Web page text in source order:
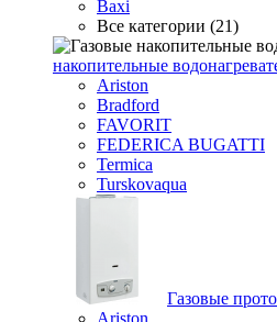
Baxi
Все категории (21)
накопительные
Ariston
Bradford
FAVORIT
FEDERICA BUGATTI
Termica
Turskovaqua
Газовые
Ariston